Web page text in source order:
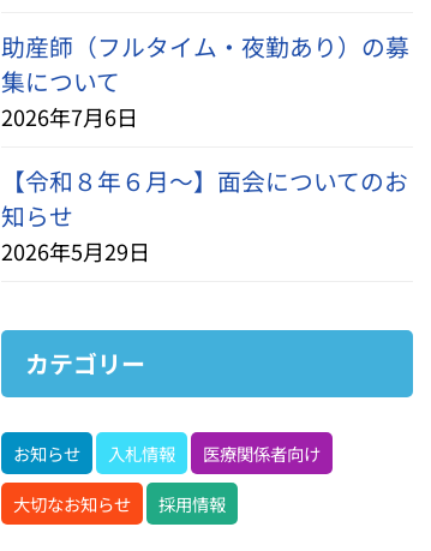
助産師（フルタイム・夜勤あり）の募
集について
2026年7月6日
【令和８年６月～】面会についてのお
知らせ
2026年5月29日
カテゴリー
お知らせ 入札情報
医療関係者向け
大切なお知らせ
採用情報